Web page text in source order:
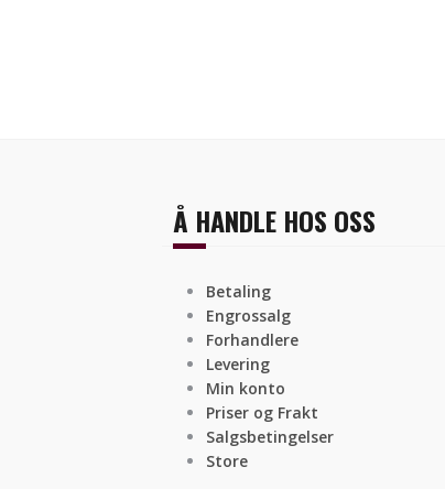
Å HANDLE HOS OSS
Betaling
Engrossalg
Forhandlere
Levering
Min konto
Priser og Frakt
Salgsbetingelser
Store